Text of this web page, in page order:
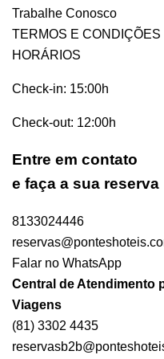
Trabalhe Conosco
TERMOS E CONDIÇÕES
HORÁRIOS
Check-in: 15:00h
Check-out: 12:00h
Entre em contato
e faça a sua reserva
8133024446
Falar no WhatsApp
Central de Atendimento
Viagens
(81) 3302 4435